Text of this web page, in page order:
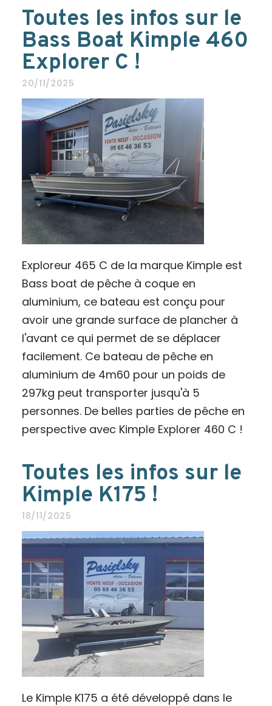
Toutes les infos sur le
Bass Boat Kimple 460
Explorer C !
20/11/2025
Exploreur 465 C de la marque Kimple est
Bass boat de pêche à coque en
aluminium, ce bateau est conçu pour
avoir une grande surface de plancher à
l'avant ce qui permet de se déplacer
facilement. Ce bateau de pêche en
aluminium de 4m60 pour un poids de
297kg peut transporter jusqu'à 5
personnes. De belles parties de pêche en
perspective avec Kimple Explorer 460 C !
Toutes les infos sur le
Kimple K175 !
18/11/2025
Le Kimple K175 a été développé dans le